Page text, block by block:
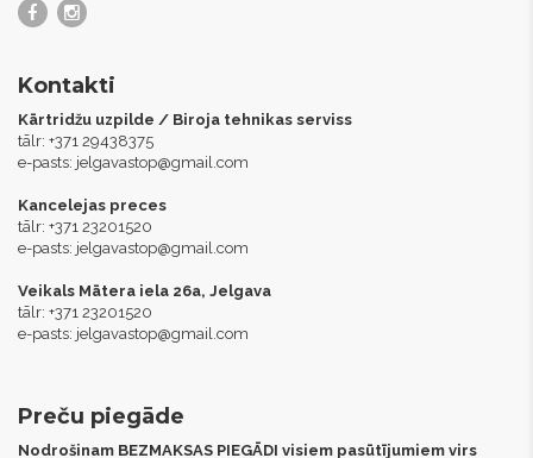
Kontakti
Kārtridžu uzpilde / Biroja tehnikas serviss
tālr: +371 29438375
e-pasts: jelgavastop@gmail.com
Kancelejas preces
tālr: +371 23201520
e-pasts: jelgavastop@gmail.com
Veikals Mātera iela 26a, Jelgava
tālr: +371 23201520
e-pasts: jelgavastop@gmail.com
Preču piegāde
Nodrošinam BEZMAKSAS PIEGĀDI visiem pasūtījumiem virs